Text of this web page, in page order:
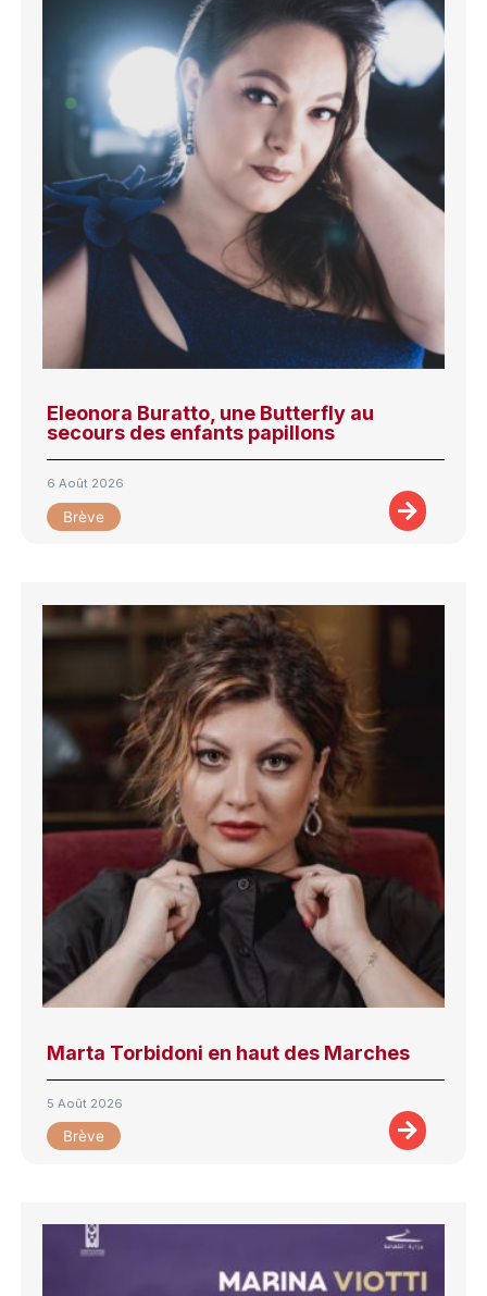
Eleonora Buratto, une Butterfly au
secours des enfants papillons
6 Août 2026
Brève
Marta Torbidoni en haut des Marches
5 Août 2026
Brève